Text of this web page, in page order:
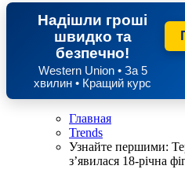
Надішли гроші
швидко та
безпечно!
Western Union • За 5
хвилин • Кращий курс
Главная
Trends
Узнайте першими:
з’явилася 18-річна